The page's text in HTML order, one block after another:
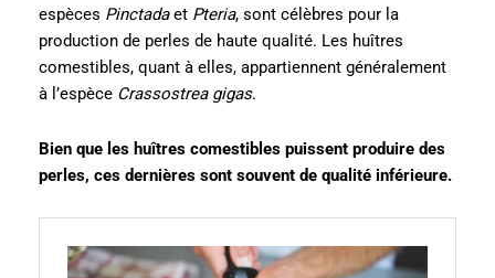
espèces Pinctadaet Pteria, sont célèbres pour la
production de perles de haute qualité. Les huîtres
comestibles, quant à elles, appartiennent généralement
à l’espèce Crassostrea gigas.
Bien que les huîtres comestibles puissent produire des
perles, ces dernières sont souvent de qualité inférieure.